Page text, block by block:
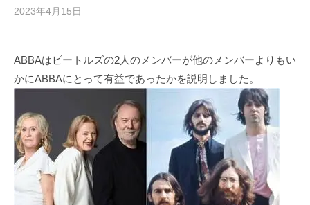
2023年4月15日
i
g
h
i
y
a
m
の
コ
ト
ABBAはビートルズの2人のメンバーが他のメンバーよりもい
かにABBAにとって有益であったかを説明しました。